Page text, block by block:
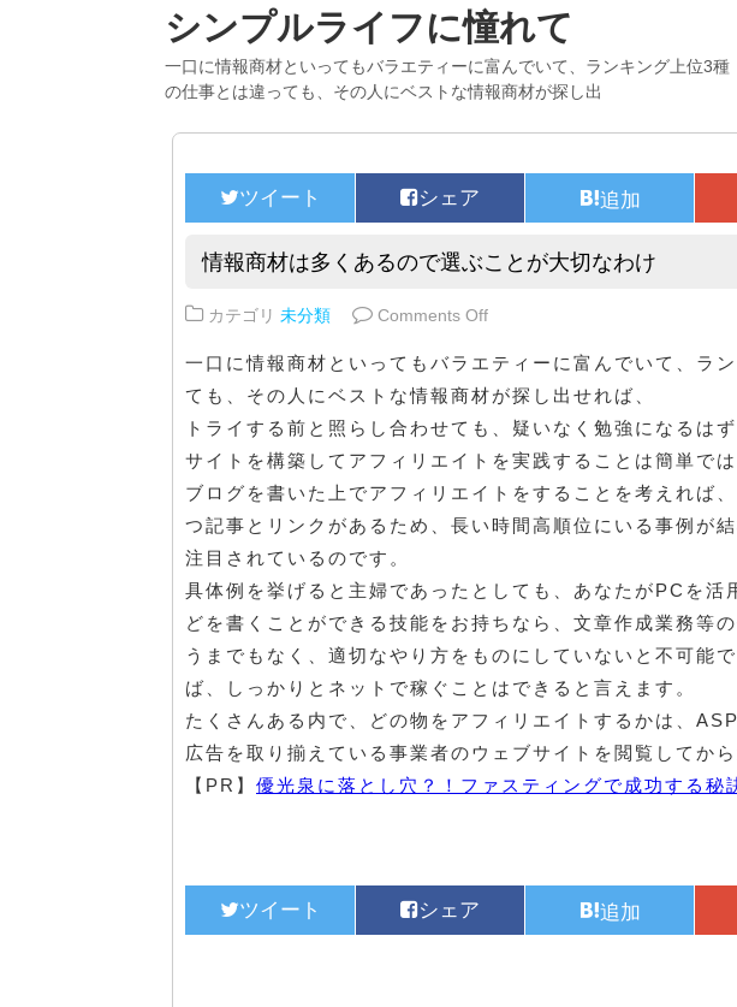
シンプルライフに憧れて
一口に情報商材といってもバラエティーに富んでいて、ランキング上位3種
の仕事とは違っても、その人にベストな情報商材が探し出
情報商材は多くあるので選ぶことが大切なわけ
カテゴリ 未分類 Comments Offon 情報商材は多くあるので選ぶ
一口に情報商材といってもバラエティーに富んでいて、ラ
ても、その人にベストな情報商材が探し出せれば、
トライする前と照らし合わせても、疑いなく勉強になるはず
サイトを構築してアフィリエイトを実践することは簡単では
ブログを書いた上でアフィリエイトをすることを考えれば
つ記事とリンクがあるため、長い時間高順位にいる事例が
注目されているのです。
具体例を挙げると主婦であったとしても、あなたがPCを活
どを書くことができる技能をお持ちなら、文章作成業務等
うまでもなく、適切なやり方をものにしていないと不可能
ば、しっかりとネットで稼ぐことはできると言えます。
たくさんある内で、どの物をアフィリエイトするかは、
広告を取り揃えている事業者のウェブサイトを閲覧してか
【PR】 優光泉に落とし穴？！ファスティングで成功する秘